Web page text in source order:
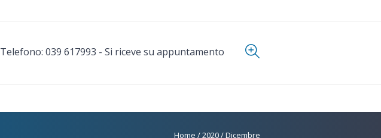
Telefono: 039 617993 - Si riceve su appuntamento
Home /2020/Dicembre